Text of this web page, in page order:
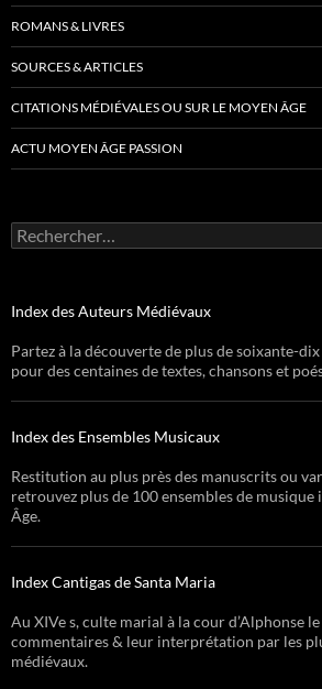
ROMANS & LIVRES
SOURCES & ARTICLES
CITATIONS MÉDIÉVALES OU SUR LE MOYEN ÂGE
ACTU MOYEN ÂGE PASSION
Rechercher :
Index des Auteurs Médiévaux
Partez à la découverte de plus de soixante-
pour des centaines de textes, chansons et
Index des Ensembles Musicaux
Restitution au plus près des manuscrits ou
retrouvez plus de 100 ensembles de musique
Âge.
Index Cantigas de Santa Maria
Au XIVe s, culte marial à la cour d’Alphonse
commentaires & leur interprétation par les
médiévaux.